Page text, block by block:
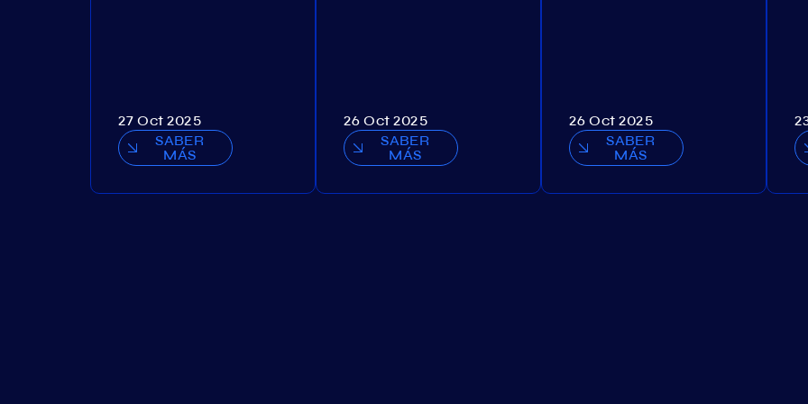
27 Oct 2025
SABER
MÁS
26 Oct 2025
SABER
MÁS
26 Oct 2025
SABER
MÁS